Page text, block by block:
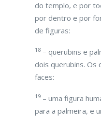
do templo, e por
por dentro e por
de figuras:
18 – querubins e
dois querubins. Os
faces:
19 – uma figura
para a palmeira, e